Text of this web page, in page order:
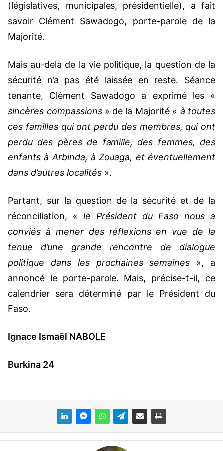
(législatives, municipales, présidentielle), a fait
savoir Clément Sawadogo, porte-parole de la
Majorité.
Mais au-delà de la vie politique, la question de la
sécurité n’a pas été laissée en reste. Séance
tenante, Clément Sawadogo a exprimé les «
sincères compassions» de la Majorité « à toutes
ces familles qui ont perdu des membres, qui ont
perdu des pères de famille, des femmes, des
enfants à Arbinda, à Zouaga, et éventuellement
dans d’autres localités ».
Partant, sur la question de la sécurité et de la
réconciliation, « le Président du Faso nous a
conviés à mener des réflexions en vue de la
tenue d’une grande rencontre de dialogue
politique dans les prochaines semaines », a
annoncé le porte-parole. Mais, précise-t-il, ce
calendrier sera déterminé par le Président du
Faso.
Ignace Ismaël NABOLE
Burkina 24